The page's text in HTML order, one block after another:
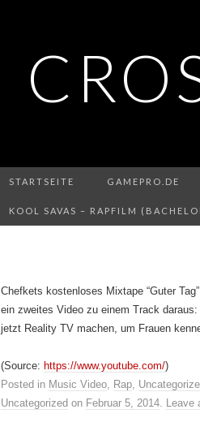
STARTSEITE GAMEPRO.DE
KOOL SAVAS – RAPFILM
Chefkets kostenloses Mixtape “Guter
ein zweites Video zu einem Track
jetzt Reality TV machen, um Frauen
(Source: https://www.youtube.com/)
Posted in Music Video, Rap,
Uncategorized on Februar 5, 2014. Leave